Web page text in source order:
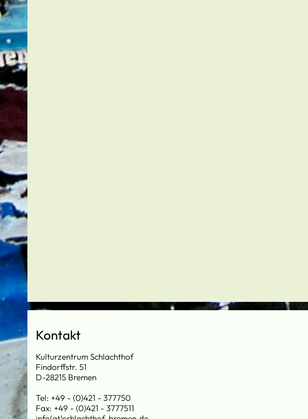
Kontakt
Kulturzentrum Schlachthof
Findorffstr. 51
D-28215 Bremen
Tel: +49 - (0)421 - 377750
Fax: +49 - (0)421 - 3777511